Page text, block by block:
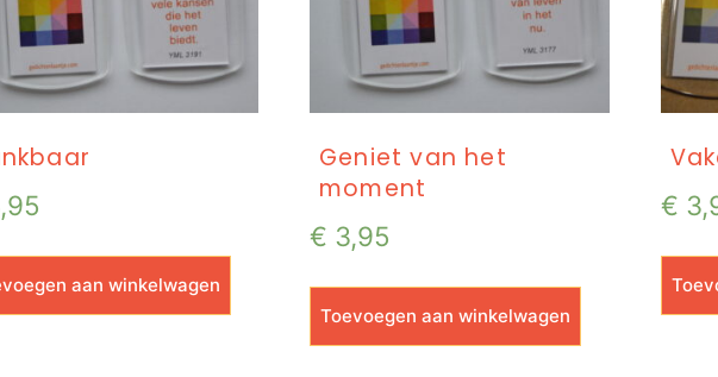
aan winkelwagen
Geniet van het
moment
€ 3,95
Toevoegen aan winkelwagen
€